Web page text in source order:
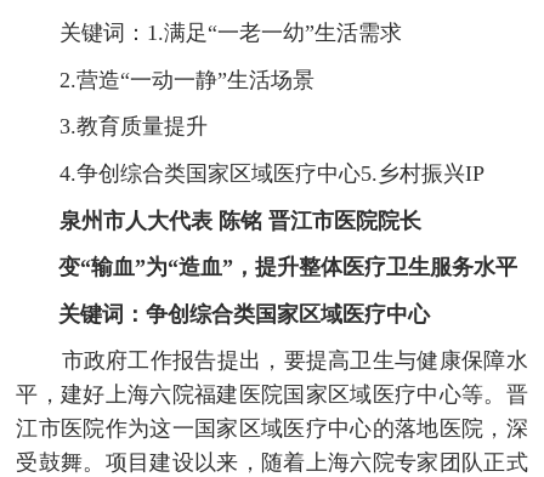
关键词：1.满足“一老一幼”生活需求
2.营造“一动一静”生活场景
3.教育质量提升
4.争创综合类国家区域医疗中心5.乡村振兴IP
泉州市人大代表 陈铭 晋江市医院院长
变“输血”为“造血”，提升整体医疗卫生服务水平
关键词：争创综合类国家区域医疗中心
市政府工作报告提出，要提高卫生与健康保障水
平，建好上海六院福建医院国家区域医疗中心等。晋
江市医院作为这一国家区域医疗中心的落地医院，深
受鼓舞。项目建设以来，随着上海六院专家团队正式